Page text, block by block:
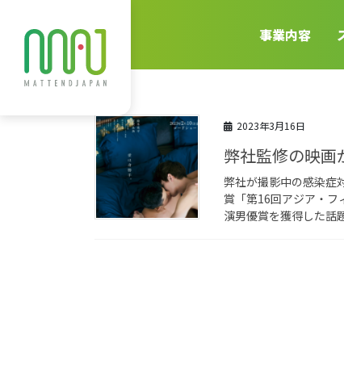
事業内容
2023年3月16日
弊社監修の映画
弊社が撮影中の感染症
賞「第16回アジア・フ
演男優賞を獲得した話